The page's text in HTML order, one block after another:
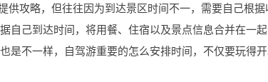
供攻略，但往往因为到达景区时间不一，需要自己根
自己到达时间，将用餐、住宿以及景点信息合并在一
是不一样，自驾游重要的怎么安排时间，不仅要玩得